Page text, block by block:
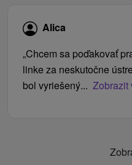
Alica
„Chcem sa poďakovať
linke za neskutočne
bol vyriešený... Zobrazit